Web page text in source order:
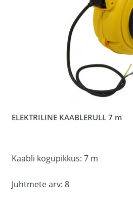
ELEKTRILINE KAABLERULL 7 m
Kaabli kogupikkus: 7 m
Juhtmete arv: 8